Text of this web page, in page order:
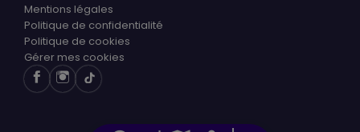
Mentions légales
Politique de confidentialité
Politique de cookies
Gérer mes cookies